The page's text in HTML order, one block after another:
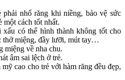
nhổ răng khi niềng, bảo vệ sức
một cách tốt nhất.
xấu có thể hình thành không tốt cho
thở miệng, đầy lưỡi, mút tay…
miệng về nha chu.
âm sai lệch ở trẻ.
cao cho trẻ với hàm răng đều đẹp,